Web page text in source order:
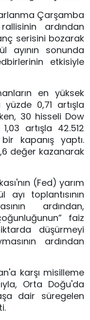
Çarşamba
ardından
serisini bozarak
ayının sonunda
etkisiyle
en yüksek
0,71 artışla
30 hisseli Dow
artışla 42.512
kapanış yaptı.
değer kazanarak
(Fed) yarım
ayı toplantısının
ardından,
faiz
düşürmeyi
ardından
karşı misilleme
Orta Doğu'da
dair süregelen